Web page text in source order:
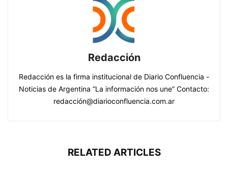
Redacción
Redacción es la firma institucional de Diario Confluencia -
Noticias de Argentina “La información nos une” Contacto:
redacción@diarioconfluencia.com.ar
RELATED ARTICLES